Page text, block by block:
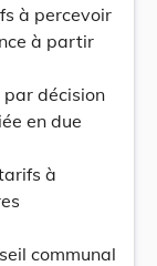
à percevoir
à partir
décision
en due
à
communal